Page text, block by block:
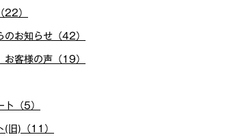
22）
のお知らせ（42）
お客様の声（19）
ト（5）
(旧)（11）